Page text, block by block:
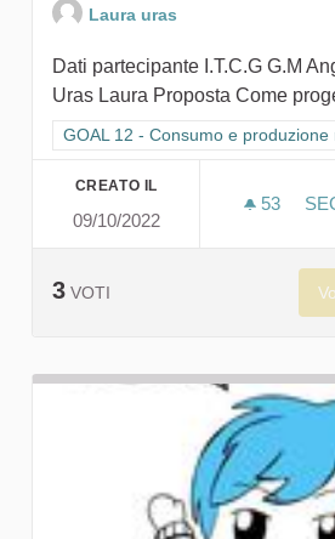
Laura uras
Dati partecipante I.T.C.G G.M
Uras Laura Proposta Come
Filtra i risultati per categoria:
GOAL 12 - Consumo e produzione
CREATO IL
09/10/2022
53 53
3 VOTI